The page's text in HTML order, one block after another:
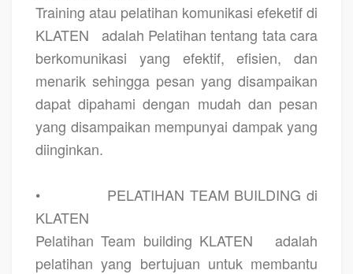
Training atau pelatihan komunikasi efeketif di
KLATEN
adalah Pelatihan tentang tata cara
berkomunikasi yang efektif, efisien, dan
menarik sehingga pesan yang disampaikan
dapat dipahami dengan mudah dan pesan
yang disampaikan mempunyai dampak yang
diinginkan.
•
PELATIHAN TEAM BUILDING di
KLATEN
Pelatihan Team building KLATEN
adalah
pelatihan yang bertujuan untuk membantu